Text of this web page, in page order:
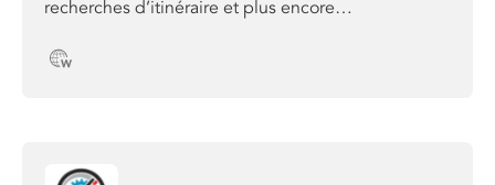
recherches d’itinéraire et plus encore…